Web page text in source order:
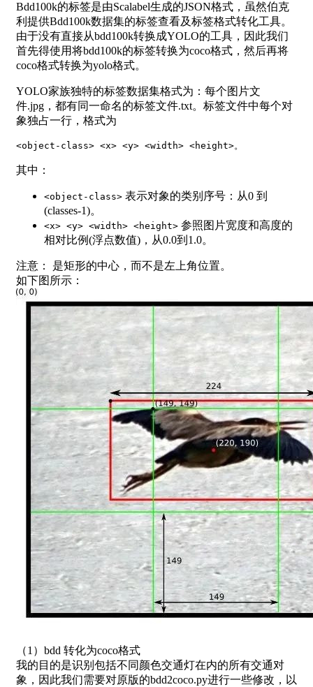
Bdd100k的标签是由Scalabel生成的JSON格式，虽然伯克
利提供Bdd100k数据集的标签查看及标签格式转化工具。
由于没有直接从bdd100k转换成YOLO的工具，因此我们
首先得使用将bdd100k的标签转换为coco格式，然后再将
coco格式转换为yolo格式。
YOLO家族独特的标签数据集格式为：每个图片文
件.jpg，都有同一命名的标签文件.txt。标签文件中每个对
象独占一行，格式为
<object-class> <x> <y> <width> <height>
其中：
<object-class> 表示对象的类别序号：从0 到
(classes-1)。
<x> <y> <width> <height> 参照图片宽度和高度的
相对比例(浮点数值)，从0.0到1.0。
注意： 是矩形的中心，而不是左上角位置。
如下图所示：
（1）bdd 转化为coco格式
我的目的是识别包括不同颜色交通灯在内的所有交通对
象，因此我们需要对原版的bdd2coco.py进行一些修改，以